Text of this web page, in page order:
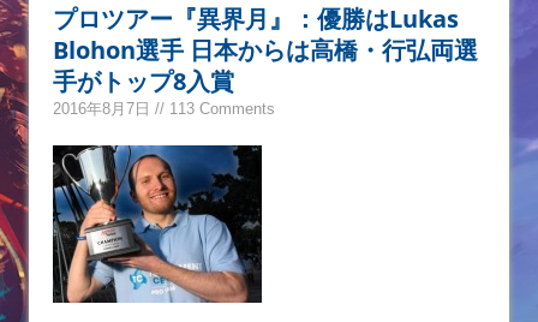
プロツアー『異界月』：優勝はLukas
Blohon選手 日本からは高橋・行弘両選
手がトップ8入賞
2016年8月7日 // 113 Comments